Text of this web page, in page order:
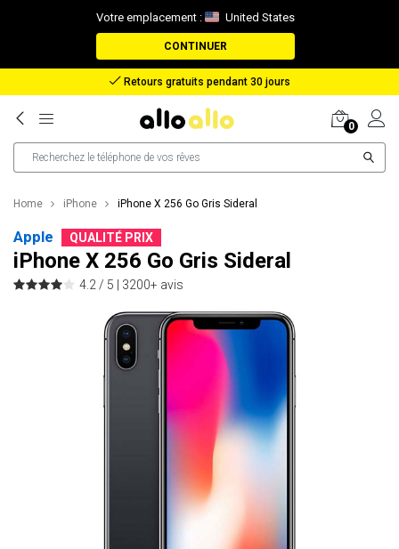
Votre emplacement : United States
CONTINUER
Remboursement en cas de perte de colis
0
Home iPhone iPhone X 256 Go Gris Sideral
Apple QUALITÉ PRIX
iPhone X 256 Go Gris Sideral
4.2 / 5 | 3200+ avis